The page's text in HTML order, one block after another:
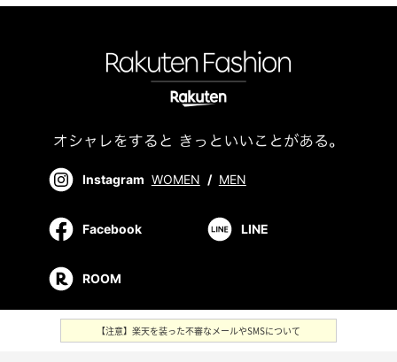
Instagram WOMEN / MEN
Facebook LINE
ROOM
【注意】楽天を装った不審なメールやSMSについて